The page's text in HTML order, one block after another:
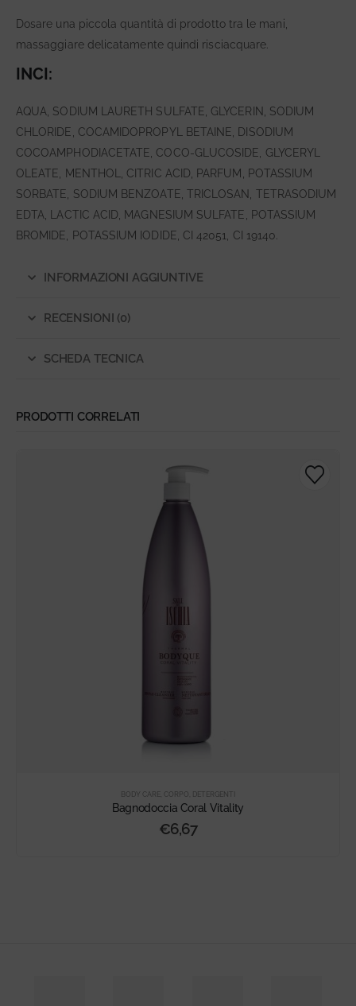
Dosare una piccola quantità di prodotto tra le mani,
massaggiare delicatamente quindi risciacquare.
INCI:
AQUA, SODIUM LAURETH SULFATE, GLYCERIN, SODIUM
CHLORIDE, COCAMIDOPROPYL BETAINE, DISODIUM
COCOAMPHODIACETATE, COCO-GLUCOSIDE, GLYCERYL
OLEATE, MENTHOL, CITRIC ACID, PARFUM, POTASSIUM
SORBATE, SODIUM BENZOATE, TRICLOSAN, TETRASODIUM
EDTA, LACTIC ACID, MAGNESIUM SULFATE, POTASSIUM
BROMIDE, POTASSIUM IODIDE, CI 42051, CI 19140.
INFORMAZIONI AGGIUNTIVE
RECENSIONI (0)
SCHEDA TECNICA
PRODOTTI CORRELATI
BODY CARE CORPO DETERGENTI
Bagnodoccia Coral Vitality
€6,67